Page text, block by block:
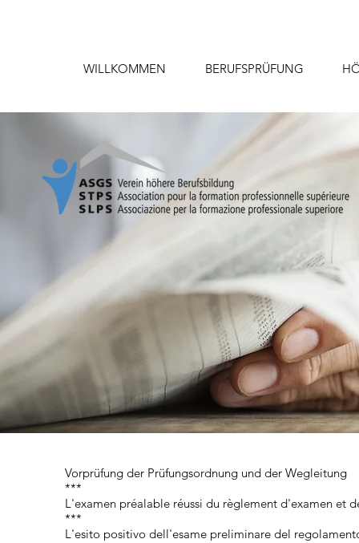
WILLKOMMEN BERUFSPRÜFUNG
Vorprüfung der Prüfungsordnung und der Wegleitung
***
L'examen préalable réussi du règlement d'examen et
***
L'esito positivo dell'esame preliminare del